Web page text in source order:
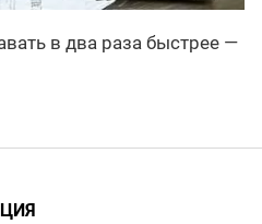
в два раза быстрее —